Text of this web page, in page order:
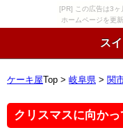
[PR] この広告は3ヶ
ホームページを更
ス
ケーキ屋 Top > 岐阜県 > 関
クリスマスに向か